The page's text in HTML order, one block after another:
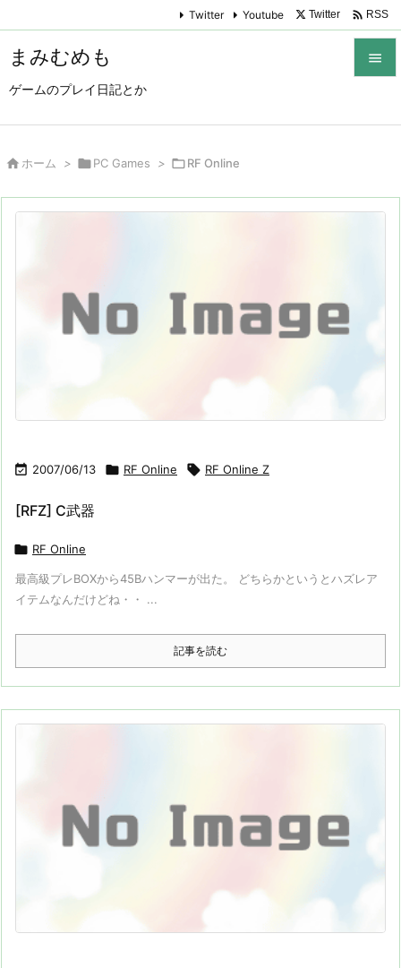
まみむめも
ゲームのプレイ日記とか

Twitter Youtube Twitter  RSS
 ホーム > PC Games > RF Online
 2007/06/13  RF Online  RF Online Z
[RFZ] C武器
 RF Online
最高級プレBOXから45Bハンマーが出た。 どちらかというとハズレア
イテムなんだけどね・・ ...
記事を読む